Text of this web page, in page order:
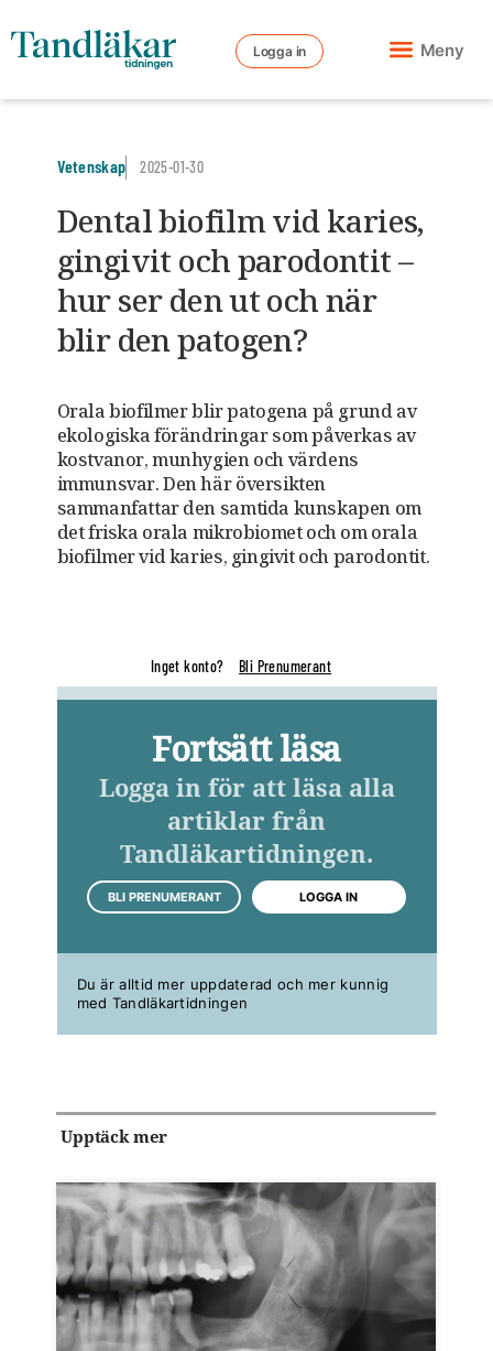
Logga in Meny
Vetenskap 2025-01-30
Dental biofilm vid karies,
gingivit och parodontit –
hur ser den ut och när
blir den patogen?
Orala biofilmer blir patogena på grund av
ekologiska förändringar som påverkas av
kostvanor, munhygien och värdens
immunsvar. Den här översikten
sammanfattar den samtida kunskapen om
det friska orala mikrobiomet och om orala
biofilmer vid karies, gingivit och parodontit.
Inget konto? Bli Prenumerant
Fortsätt läsa
Logga in för att läsa alla
artiklar från
Tandläkartidningen.
BLI PRENUMERANT LOGGA IN
Du är alltid mer uppdaterad och mer kunnig
med Tandläkartidningen
Upptäck mer